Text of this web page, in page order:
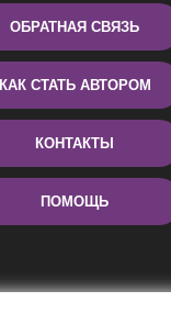
ОБРАТНАЯ СВЯЗЬ
КАК СТАТЬ АВТОРОМ
КОНТАКТЫ
ПОМОЩЬ